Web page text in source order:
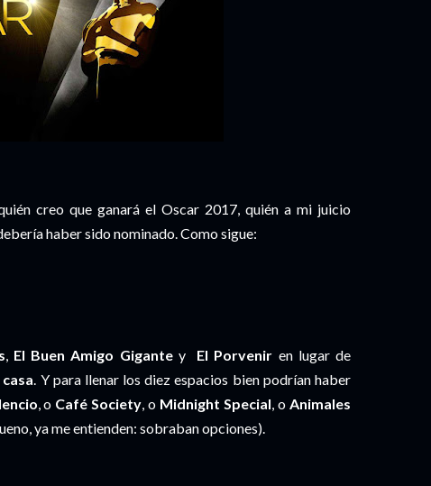
creo que ganará el Oscar 2017, quién a mi juicio
haber sido nominado. Como sigue:
, El Buen Amigo Gigantey El Porvenir en lugar de
. Y para llenar los diez espacios bien podrían haber
, o Café Society, o Midnight Special, oAnimales
ya me entienden: sobraban opciones).